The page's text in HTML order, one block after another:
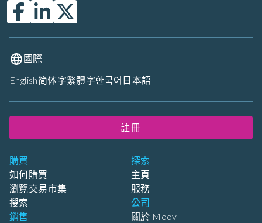
購買
如何購買
瀏覽交易市集
搜索
銷售
探索
主頁
服務
公司
關於 Moov
國際
English简体字繁體字한국어 日本語
註冊